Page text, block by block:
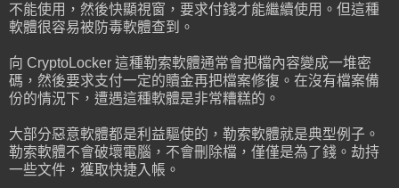
不能使用，然後快顯視窗，要求付錢才能繼續使用。但這種
軟體很容易被防毒軟體查到。
向 CryptoLocker 這種勒索軟體通常會把檔內容變成一堆密
碼，然後要求支付一定的贖金再把檔案修復。在沒有檔案備
份的情況下，遭遇這種軟體是非常糟糕的。
大部分惡意軟體都是利益驅使的，勒索軟體就是典型例子。
勒索軟體不會破壞電腦，不會刪除檔，僅僅是為了錢。劫持
一些文件，獲取快捷入帳。